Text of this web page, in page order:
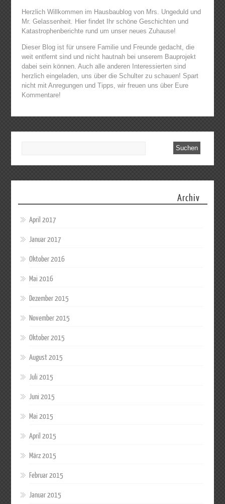
Herzlich Willkommen im Hausbaublog von Mrs. Ungeduld und
Mr. Gelassenheit. Hier findet Ihr schöne Geschichten und
Katastrophenberichte rund um unser neues Zuhause!
Dieser Blog ist für unsere Familie und Freunde gedacht, die
weit entfernt sind und nicht hautnah bei unserem Bauprojekt
dabei sein können. Auch alle anderen Interessierten sind
herzlich eingeladen, uns über die Schulter zu schauen! Spart
nicht mit Anregungen und Tipps, wir freuen uns über Eure
Kommentare!
Archiv
April 2017
Januar 2017
Oktober 2016
Mai 2016
Dezember 2015
November 2015
Oktober 2015
August 2015
Juli 2015
Juni 2015
Mai 2015
April 2015
März 2015
Februar 2015
Januar 2015